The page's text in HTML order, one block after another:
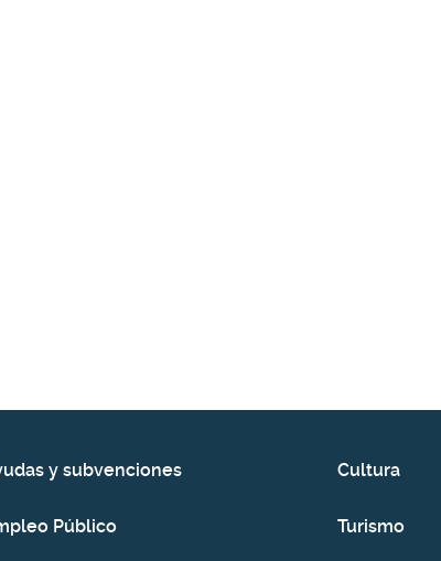
y subvenciones
Público
Cultura
Turismo